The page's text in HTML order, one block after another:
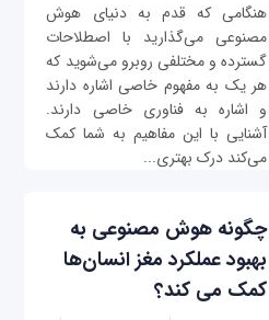
هنگامی که قدم به دنیای هوش
مصنوعی می‌گذارید با اصطلاحات
گسترده و مختلفی روبرو می‌شوید که
هر یک به مفهوم خاصی اشاره دارند
و اشاره به فناوری خاصی دارند.
آشنایی با این مفاهیم به شما کمک
می‌کند درک بهتری...
چگونه هوش مصنوعی به
بهبود عملکرد مغز انسان‌ها
کمک می کند؟